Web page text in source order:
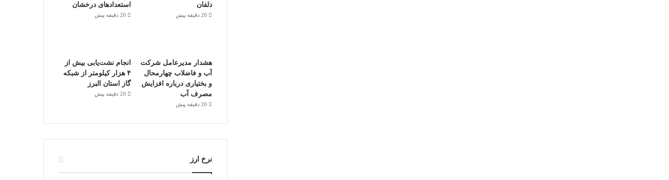
دلفان
20 دقیقه پیش
استعداد‌های درخشان
20 دقیقه پیش
هشدار مدیرعامل شرکت
آب و فاضلاب چهارمحال
و بختیاری درباره افزایش
مصرف آب
20 دقیقه پیش
انجام نشت‌یابی بیش از
۴ هزار کیلومتر از شبکه
گاز استان البرز
20 دقیقه پیش
نرخ ارز